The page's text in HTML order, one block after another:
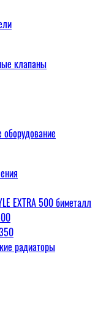
для радиатора
- чугун РN16 (Тмакс
клапаны
EXTRA 500 биметалл
радиаторы